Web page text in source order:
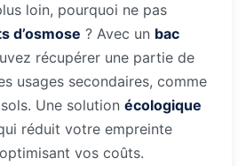
loin, pourquoi ne pas
d’osmose ? Avec un bac
récupérer une partie de
usages secondaires, comme
Une solution écologique
réduit votre empreinte
vos coûts.